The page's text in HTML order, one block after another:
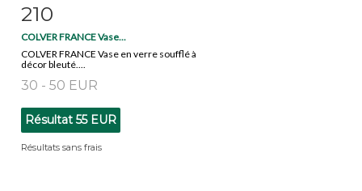
Fiche détaillée
210
COLVER FRANCE Vase...
COLVER FRANCE Vase en verre soufflé à
décor bleuté....
30 - 50 EUR
Résultat 55 EUR
Résultats sans frais